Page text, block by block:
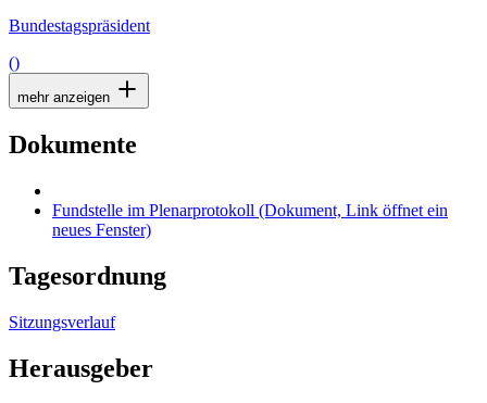
Bundestagspräsident
()
mehr anzeigen
Dokumente
Fundstelle im Plenarprotokoll (Dokument, Link öffnet ein
neues Fenster)
Tagesordnung
Sitzungsverlauf
Herausgeber